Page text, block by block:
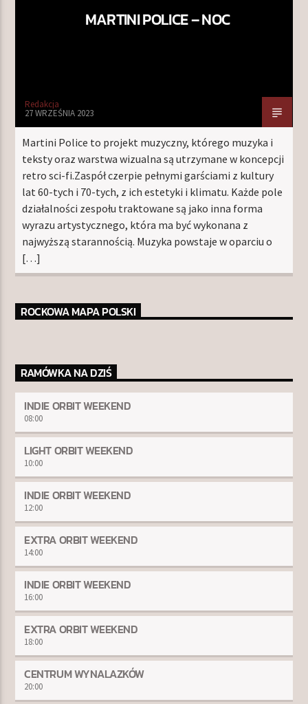
MARTINI POLICE – NOC
Redakcja
27 WRZEŚNIA 2023
Martini Police to projekt muzyczny, którego muzyka i
teksty oraz warstwa wizualna są utrzymane w koncepcji
retro sci-fi.Zaspół czerpie pełnymi garściami z kultury
lat 60-tych i 70-tych, z ich estetyki i klimatu. Każde pole
działalności zespołu traktowane są jako inna forma
wyrazu artystycznego, która ma być wykonana z
najwyższą starannością. Muzyka powstaje w oparciu o
[…]
ROCKOWA MAPA POLSKI
RAMÓWKA NA DZIŚ
INDIE ORBIT WEEKEND
08:00
LIGHT ORBIT WEEKEND
10:00
INDIE ORBIT WEEKEND
12:00
EXTRA ORBIT WEEKEND
14:00
INDIE ORBIT WEEKEND
16:00
EXTRA ORBIT WEEKEND
18:00
CENTRUM WYNALAZKÓW
20:00